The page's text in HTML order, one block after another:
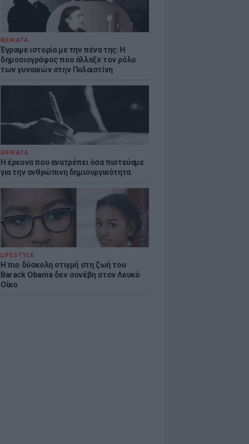
ΘΕΜΑΤΑ
Έγραψε ιστορία με την πένα της: Η
δημοσιογράφος που άλλαξε τον ρόλο
των γυναικών στην Παλαιστίνη
ΘΕΜΑΤΑ
Η έρευνα που ανατρέπει όσα πιστεύαμε
για την ανθρώπινη δημιουργικότητα
LIFESTYLE
Η πιο δύσκολη στιγμή στη ζωή του
Barack Obama δεν συνέβη στον Λευκό
Οίκο